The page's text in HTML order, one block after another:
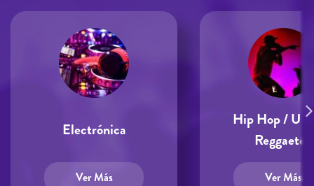
Electrónica
Ver Más
Hip Hop /
Reggaetón
Ver Más